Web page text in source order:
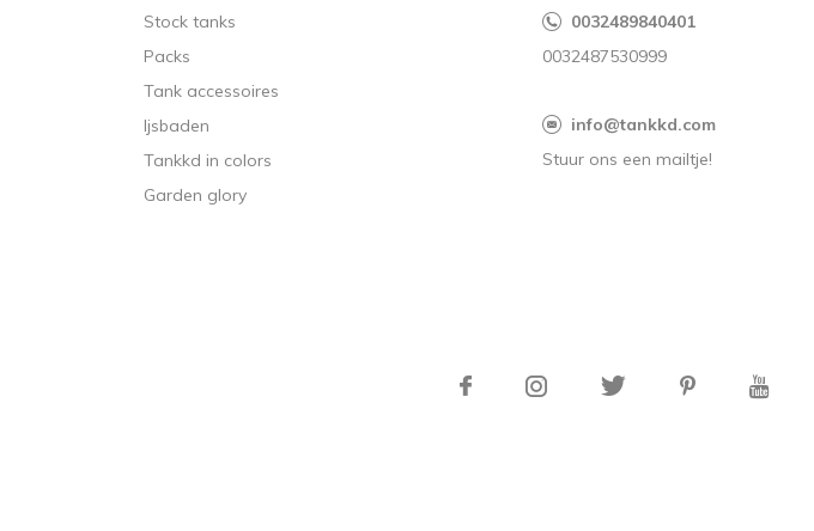
Stock tanks
Packs
Tank accessoires
Ijsbaden
Tankkd in colors
Garden glory
0032489840401
0032487530999
info@tankkd.com
Stuur ons een mailtje!